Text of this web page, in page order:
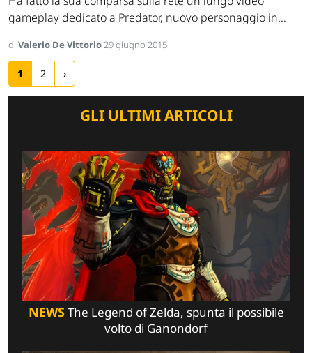
gameplay dedicato a Predator, nuovo personaggio in...
di Valerio De Vittorio29 giugno 2015
1 2 ›
GLI ULTIMI ARTICOLI
NEWSThe Legend of Zelda, spunta il possibile
volto di Ganondorf